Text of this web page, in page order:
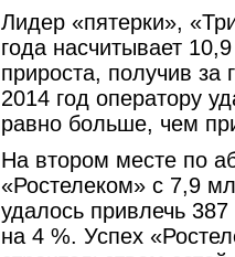
Лидер «пятерки»,
года насчитывает
прироста, получив
2014 год оператору
равно больше, чем
На втором месте по
«Ростелеком» с 7,9
удалось привлечь
на 4 %. Успех